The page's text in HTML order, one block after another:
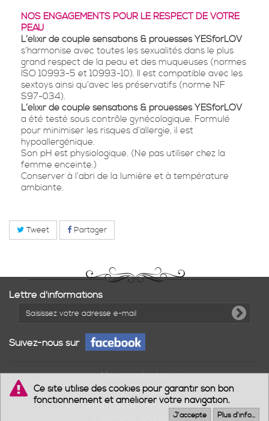
NOS ENGAGEMENTS POUR LE RESPECT DE VOTRE
PEAU
L’élixir de couple sensations & prouesses YESforLOV
s’harmonise avec toutes les sexualités dans le plus
grand respect de la peau et des muqueuses (normes
ISO 10993-5 et 10993-10). Il est compatible avec les
sextoys ainsi qu’avec les préservatifs (norme NF
S97-034).
L’élixir de couple sensations & prouesses YESforLOV
a été testé sous contrôle gynécologique. Formulé
pour minimiser les risques d’allergie, il est
hypoallergénique.
Son pH est physiologique. (Ne pas utiliser chez la
femme enceinte.)
Conserver à l’abri de la lumière et à température
ambiante.
Tweet Partager
Lettre d'informations
Suivez-nous sur
Nous contacter
Notre boutique
Conditions générales de vente
Ce site utilise des cookies pour garantir son bon
fonctionnement et améliorer votre navigation.
J'accepte Plus d'info...